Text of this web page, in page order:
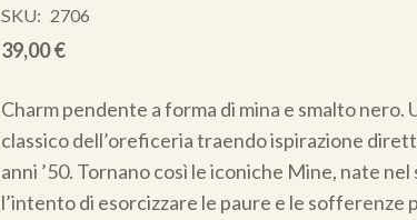
SKU: 2706
39,00€
Charm pendente a forma di mina e smalto nero.
classico dell’oreficeria traendo ispirazione
anni ’50. Tornano così le iconiche Mine, nate
l’intento di esorcizzare le paure e le sofferenze